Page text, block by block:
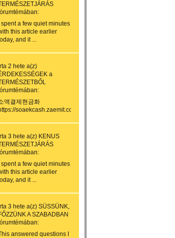
I spent a few quiet minutes
this article earlier
and it ...
2 hete a(z)
a
액결제현금화
soaekcash.zaemit.com/...
3 hete a(z) KENUS
I spent a few quiet minutes
this article earlier
and it ...
3 hete a(z) SÜSSÜNK,
A SZABADBAN
answered questions I